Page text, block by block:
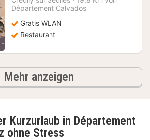
Département Calvados
Gratis WLAN
Restaurant
Mehr anzeigen
Kurzurlaub in Département
ohne Stress